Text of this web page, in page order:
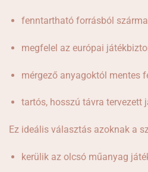
fenntartható forrásból
megfelel az európai
mérgező anyagoktól mentes
tartós, hosszú távra tervezett
Ez ideális választás azoknak a
kerülik az olcsó műanyag